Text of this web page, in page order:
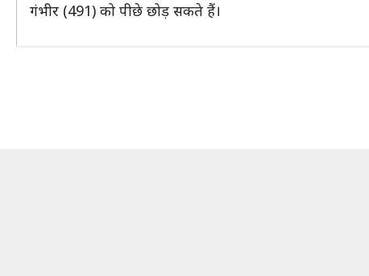
गंभीर (491) को पीछे छोड़ सकते हैं।